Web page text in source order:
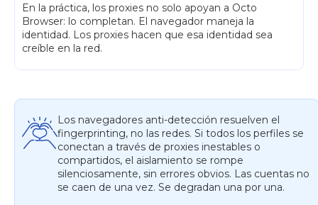
En la práctica, los proxies no solo apoyan a Octo
Browser: lo completan. El navegador maneja la
identidad. Los proxies hacen que esa identidad sea
creíble en la red.
Los navegadores anti-detección resuelven el
fingerprinting, no las redes. Si todos los perfiles se
conectan a través de proxies inestables o
compartidos, el aislamiento se rompe
silenciosamente, sin errores obvios. Las cuentas no
se caen de una vez. Se degradan una por una.